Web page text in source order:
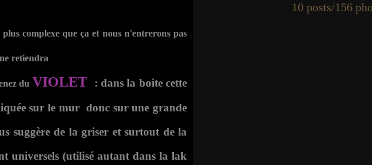
complexe que ça et nous n'entrerons pas
retiendra
du VIOLET : dans la boite cette
sur le mur donc sur une grande
suggère de la griser et surtout de la
universels (utilisé autant dans la lak
10 posts/156